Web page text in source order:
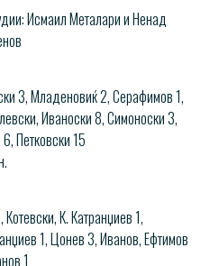
Исмаил Металари и Ненад
3, Младеновиќ 2, Серафимов 1,
Иваноски 8, Симоноски 3,
Петковски 15
К. Катранџиев 1,
1, Цонев 3, Иванов, Ефтимов
1